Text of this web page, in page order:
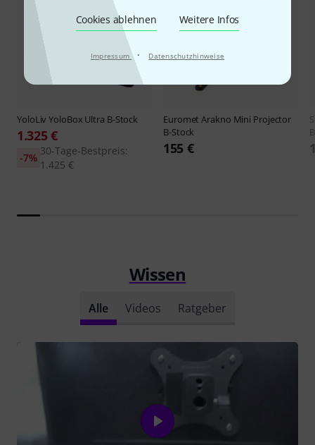
Cookies ablehnen Weitere Infos
Impressum · Datenschutzhinweise
YoloLivYoloBox Ultra B-Stock
1.325 €
30-Tage-Bestpreis:
1.425 €
-7%
EurometArakno Mini Projector
B-Stock
155 €
Wissen
Alle Videos Ratgeber